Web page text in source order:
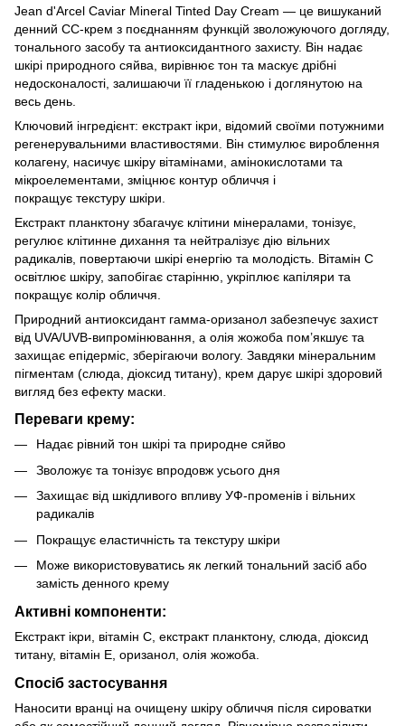
Jean d'Arcel Caviar Mineral Tinted Day Cream — це вишуканий
денний СС-крем з поєднанням функцій зволожуючого догляду,
тонального засобу та антиоксидантного захисту. Він надає
шкірі природного сяйва, вирівнює тон та маскує дрібні
недосконалості, залишаючи її гладенькою і доглянутою на
весь день.
Ключовий інгредієнт: екстракт ікри, відомий своїми потужними
регенерувальними властивостями. Він стимулює вироблення
колагену, насичує шкіру вітамінами, амінокислотами та
мікроелементами, зміцнює контур обличчя і
покращує текстуру шкіри.
Екстракт планктону збагачує клітини мінералами, тонізує,
регулює клітинне дихання та нейтралізує дію вільних
радикалів, повертаючи шкірі енергію та молодість. Вітамін С
освітлює шкіру, запобігає старінню, укріплює капіляри та
покращує колір обличчя.
Природний антиоксидант гамма-оризанол забезпечує захист
від UVA/UVB-випромінювання, а олія жожоба пом’якшує та
захищає епідерміс, зберігаючи вологу. Завдяки мінеральним
пігментам (слюда, діоксид титану), крем дарує шкірі здоровий
вигляд без ефекту маски.
Переваги крему:
Надає рівний тон шкірі та природне сяйво
Зволожує та тонізує впродовж усього дня
Захищає від шкідливого впливу УФ-променів і вільних
радикалів
Покращує еластичність та текстуру шкіри
Може використовуватись як легкий тональний засіб або
замість денного крему
Активні компоненти:
Екстракт ікри, вітамін С, екстракт планктону, слюда, діоксид
титану, вітамін Е, оризанол, олія жожоба.
Спосіб застосування
Наносити вранці на очищену шкіру обличчя після сироватки